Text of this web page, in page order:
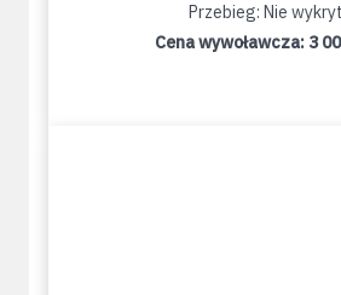
Przebieg: Nie
Cena wywoławcza: 3